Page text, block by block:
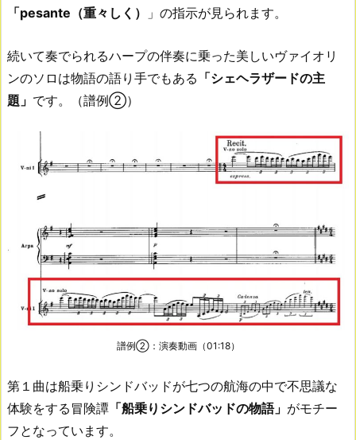
「pesante（重々しく）
」の指示が見られます。
続いて奏でられるハープの伴奏に乗った美しいヴァイオリ
ンのソロは物語の語り手でもある 「シェヘラザードの主
題」 です。（譜例②）
譜例②：演奏動画（01:18）
第１曲は船乗りシンドバッドが七つの航海の中で不思議な
体験をする冒険譚 「船乗りシンドバッドの物語」 がモチー
フとなっています。